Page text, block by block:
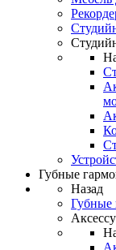
Губные
Назад
Губные